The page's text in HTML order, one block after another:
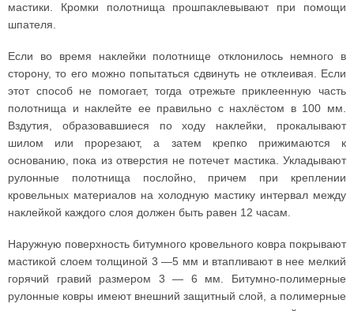
мастики. Кромки полотнища прошпаклевывают при помощи
шпателя.
Если во время наклейки полотнище отклонилось немного в
сторону, то его можно попытаться сдвинуть не отклеивая. Если
этот способ не помогает, тогда отрежьте приклеенную часть
полотнища и наклейте ее правильно с нахлёстом в 100 мм.
Вздутия, образовавшиеся по ходу наклейки, прокалывают
шилом или прорезают, а затем крепко прижимаются к
основанию, пока из отверстия не потечет мастика. Укладывают
рулонные полотнища послойно, причем при креплении
кровельных материалов на холодную мастику интервал между
наклейкой каждого слоя должен быть равен 12 часам.
Наружную поверхность битумного кровельного ковра покрывают
мастикой слоем толщиной 3 —5 мм и втапливают в нее мелкий
горячий гравий размером 3 — 6 мм. Битумно-полимерные
рулонные ковры имеют внешний защитный слой, а полимерные